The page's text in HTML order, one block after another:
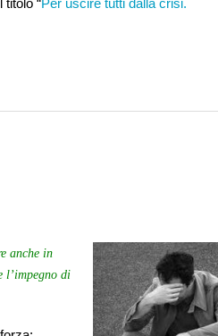
titolo “Per uscire tutti dalla crisi.
anche in
l’impegno di